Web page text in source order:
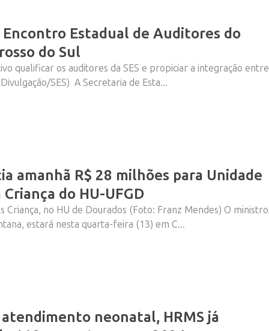
Encontro Estadual de Auditores do
do Sul
qualificar os auditores da SES e propiciar a integração entre
SES) A Secretaria de Esta...
amanhã R$ 28 milhões para Unidade
do HU-UFGD
Criança, no HU de Dourados (Foto: Franz Mendes) O ministro
estará nesta quarta-feira (13) em C...
neonatal, HRMS já